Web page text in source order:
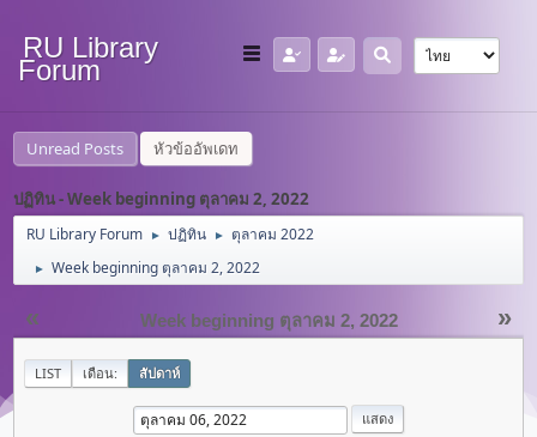
RU Library
Forum
Unread Posts หัวข้ออัพเดท
ปฏิทิน - Week beginning ตุลาคม 2, 2022
RU Library Forum ► ปฏิทิน ► ตุลาคม 2022
► Week beginning ตุลาคม 2, 2022
« »
Week beginning ตุลาคม 2, 2022
LIST เดือน: สัปดาห์